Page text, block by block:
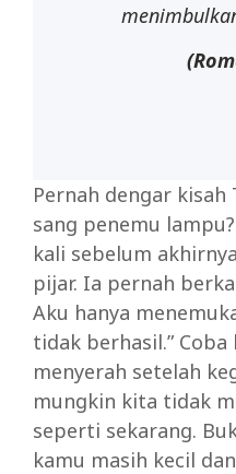
Pernah dengar kisah
sang penemu
kali sebelum
pijar. Ia pernah
Aku hanya
tidak berhasil.”
menyerah setelah
mungkin kita tidak
seperti sekarang.
kamu masih kecil